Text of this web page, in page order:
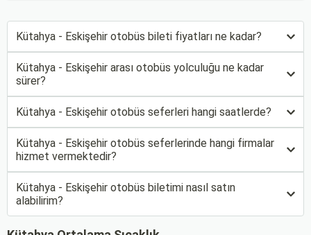
Kütahya - Eskişehir otobüs bileti fiyatları ne kadar?
Kütahya - Eskişehir arası otobüs yolculuğu ne kadar
sürer?
Kütahya - Eskişehir otobüs seferleri hangi saatlerde?
Kütahya - Eskişehir otobüs seferlerinde hangi firmalar
hizmet vermektedir?
Kütahya - Eskişehir otobüs biletimi nasıl satın
alabilirim?